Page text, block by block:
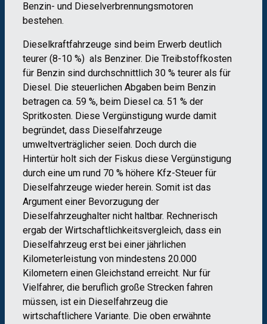
Benzin- und Dieselverbrennungsmotoren
bestehen.
Dieselkraftfahrzeuge sind beim Erwerb deutlich
teurer (8-10 %) als Benziner. Die Treibstoffkosten
für Benzin sind durchschnittlich 30 % teurer als für
Diesel. Die steuerlichen Abgaben beim Benzin
betragen ca. 59 %, beim Diesel ca. 51 % der
Spritkosten. Diese Vergünstigung wurde damit
begründet, dass Dieselfahrzeuge
umweltverträglicher seien. Doch durch die
Hintertür holt sich der Fiskus diese Vergünstigung
durch eine um rund 70 % höhere Kfz-Steuer für
Dieselfahrzeuge wieder herein. Somit ist das
Argument einer Bevorzugung der
Dieselfahrzeughalter nicht haltbar. Rechnerisch
ergab der Wirtschaftlichkeitsvergleich, dass ein
Dieselfahrzeug erst bei einer jährlichen
Kilometerleistung von mindestens 20.000
Kilometern einen Gleichstand erreicht. Nur für
Vielfahrer, die beruflich große Strecken fahren
müssen, ist ein Dieselfahrzeug die
wirtschaftlichere Variante. Die oben erwähnte